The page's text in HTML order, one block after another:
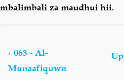
mbalimbali za maudhui hii.
links
for
Tarjama
‹ 063 - Al-
Munaafiquwn
Up